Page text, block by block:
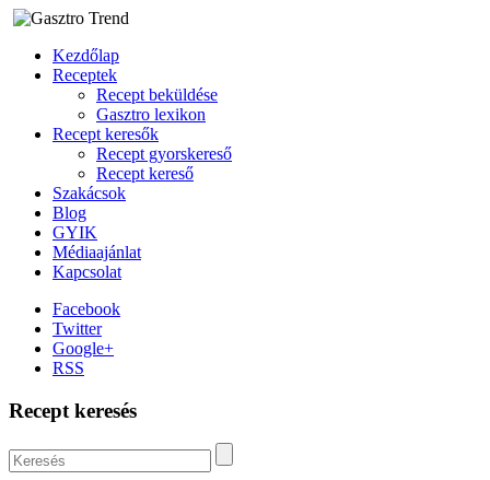
Kezdőlap
Receptek
Recept beküldése
Gasztro lexikon
Recept keresők
Recept gyorskereső
Recept kereső
Szakácsok
Blog
GYIK
Médiaajánlat
Kapcsolat
Facebook
Twitter
Google+
RSS
Recept keresés